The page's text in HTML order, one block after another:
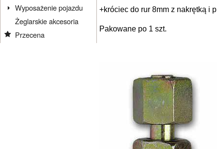
Wyposażenie pojazdu
Żeglarskie akcesoria
Przecena
+króciec do rur 8mm z nakrętką i
Pakowane po 1 szt.